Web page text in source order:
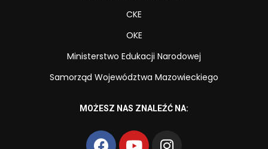
CKE
OKE
Ministerstwo Edukacji Narodowej
Samorząd Województwa Mazowieckiego
MOŻESZ NAS ZNALEŹĆ NA: